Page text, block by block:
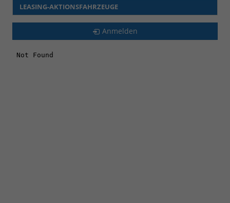
LEASING-AKTIONSFAHRZEUGE
Anmelden